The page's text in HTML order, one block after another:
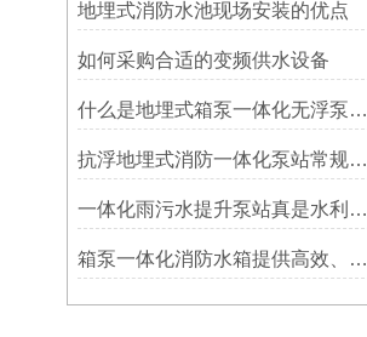
地埋式消防水池现场安装的优点
如何采购合适的变频供水设备
什么是地埋式箱泵一体化无浮泵站 箱泵一体化水箱
抗浮地埋式消防一体化泵站常规设计注意事项
一体化雨污水提升泵站真是水利工程领域的黑科技！
箱泵一体化消防水箱提供高效、安全、灵活的消防解决方案